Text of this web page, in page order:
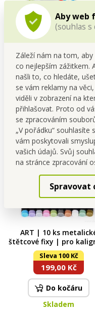
Aby web
(souhlas s
Záleží nám na tom,
co nejlepším zážitkem.
našli to, co hledáte,
se vám reklamy na
viděli v zobrazení na
přihlašovat. Proto od
se zpracováním
„V pořádku“
vám poskytovali
vašich údajů. Svůj
na stránce zpracování
Spravovat
VZDUCHOCUC® |
vakuovačka + 4 sáčky
špunt na víno
SOUS-VIDE &
použití
Cena pro tebe
899,00 Kč
Do kočáru
Skladem
ART | 10 ks
štětcové fixy | pro
psaní & dekorativní
Sleva 100 Kč
199,00 Kč
Do kočáru
Skladem